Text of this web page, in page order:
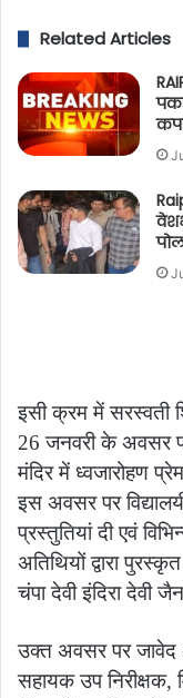
Related Articles
इसी क्रम में सरस्वती
26 जनवरी के अवसर
मंदिर में ध्वजारोहण प्रेम
इस अवसर पर
प्रस्तुतियां दी एवं
अतिथियों द्वारा
चंपा देवी इंदिरा देवी
उक्त अवसर पर जावेद
सहायक उप निरीक्षक,